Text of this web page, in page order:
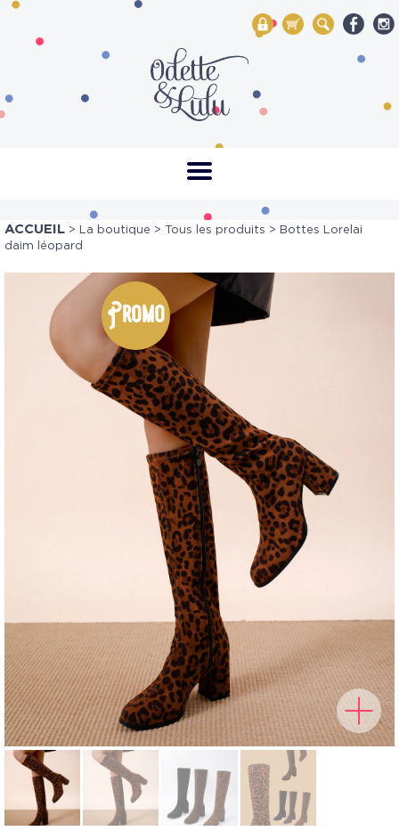
My Account
Mon panier
Rechercher
ACCUEIL > La boutique > Tous les produits > Bottes Lorelai
daim léopard
Promo